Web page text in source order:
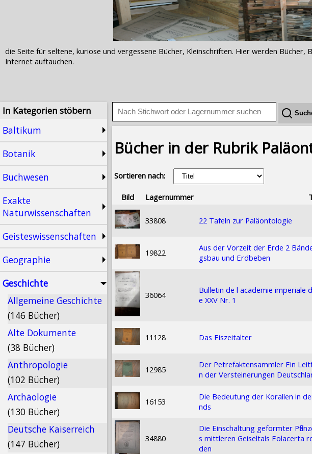
die Seite für seltene, kuriose und vergessene Bücher, Kleinschriften. Hier werden
Internet auftauchen.
In Kategorien stöbern
Baltikum
Botanik
Buchwesen
Exakte
Naturwissenschaften
Geisteswissenschaften
Geographie
Geschichte
Allgemeine Geschichte
(146 Bücher)
Alte Dokumente
(38 Bücher)
Anthropologie
(102 Bücher)
Archäologie
(130 Bücher)
Deutsche Kaiserreich
(147 Bücher)
Bücher in der Rubrik
Sortieren nach:
Bild Lagernummer
33808 22 Tafeln zur Paläontologie
19822
Aus der Vorzeit der Erde 2
gsbau und Erdbeben
36064
Bulletin de l academie imperiale
e XXV Nr. 1
11128 Das Eiszeitalter
12985
Der Petrefaktensammler Ein
n der Versteinerungen
16153
Die Bedeutung der Korallen in
nds
34880
Die Einschaltung geformter
s mittleren Geiseltals Eolacerta
den